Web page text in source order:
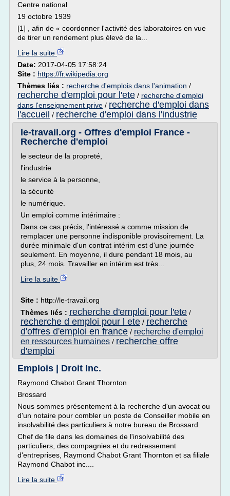
Centre national
19 octobre 1939
[1] , afin de « coordonner l'activité des laboratoires en vue
de tirer un rendement plus élevé de la...
Lire la suite
Date: 2017-04-05 17:58:24
Site : https://fr.wikipedia.org
Thèmes liés : recherche d'emplois dans l'animation /
recherche d'emploi pour l'ete / recherche d'emploi
dans l'enseignement prive / recherche d'emploi dans
l'accueil / recherche d'emploi dans l'industrie
le-travail.org - Offres d'emploi France -
Recherche d'emploi
le secteur de la propreté,
l'industrie
le service à la personne,
la sécurité
le numérique.
Un emploi comme intérimaire :
Dans ce cas précis, l'intéressé a comme mission de
remplacer une personne indisponible provisoirement. La
durée minimale d'un contrat intérim est d'une journée
seulement. En moyenne, il dure pendant 18 mois, au
plus, 24 mois. Travailler en intérim est très...
Lire la suite
Site : http://le-travail.org
Thèmes liés : recherche d'emploi pour l'ete /
recherche d emploi pour l ete / recherche
d'offres d'emploi en france / recherche d'emploi
en ressources humaines / recherche offre
d'emploi
Emplois | Droit Inc.
Raymond Chabot Grant Thornton
Brossard
Nous sommes présentement à la recherche d'un avocat ou
d'un notaire pour combler un poste de Conseiller mobile en
insolvabilité des particuliers à notre bureau de Brossard.
Chef de file dans les domaines de l'insolvabilité des
particuliers, des compagnies et du redressement
d'entreprises, Raymond Chabot Grant Thornton et sa filiale
Raymond Chabot inc....
Lire la suite